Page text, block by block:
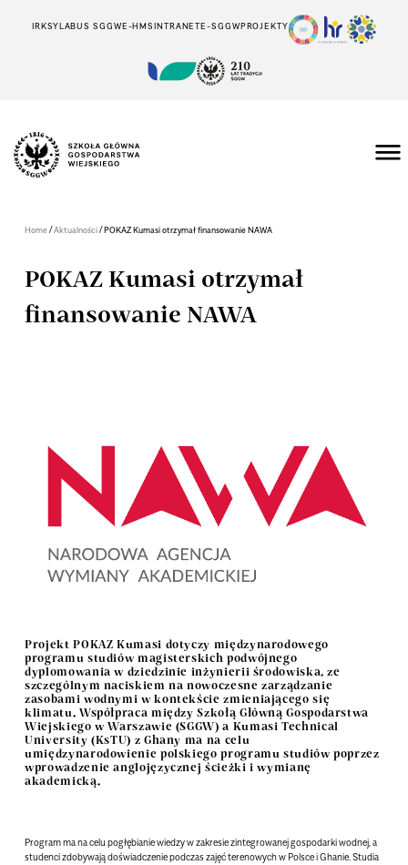
IRKSYLABUS SGGWE-HMSINTRANETE-SGGWPROJEKTY
Home/Aktualności/POKAZ Kumasi otrzymał finansowanie NAWA
POKAZ Kumasi otrzymał
finansowanie NAWA
ProjektPOKAZ Kumasi dotyczy międzynarodowego
programu studiów magisterskich podwójnego
dyplomowania w dziedzinie inżynierii środowiska, ze
szczególnym naciskiem na nowoczesne zarządzanie
zasobami wodnymi w kontekście zmieniającego się
klimatu. Współpraca międzySzkołą Główną Gospodarstwa
Wiejskiego w Warszawie (SGGW) a Kumasi Technical
University (KsTU) z Ghany ma na celu
umiędzynarodowienie polskiego programu studiów poprzez
wprowadzenie anglojęzycznej ścieżki i wymianę
akademicką.
Program ma na celu pogłębianie wiedzy w zakresie zintegrowanej gospodarki wodnej, a
studenci zdobywają doświadczenie podczas zajęć terenowych w Polsce i Ghanie. Studia